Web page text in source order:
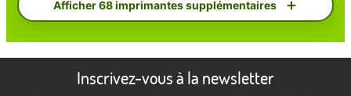
Afficher 68 imprimantes supplémentaires
Inscrivez-vous à la newsletter